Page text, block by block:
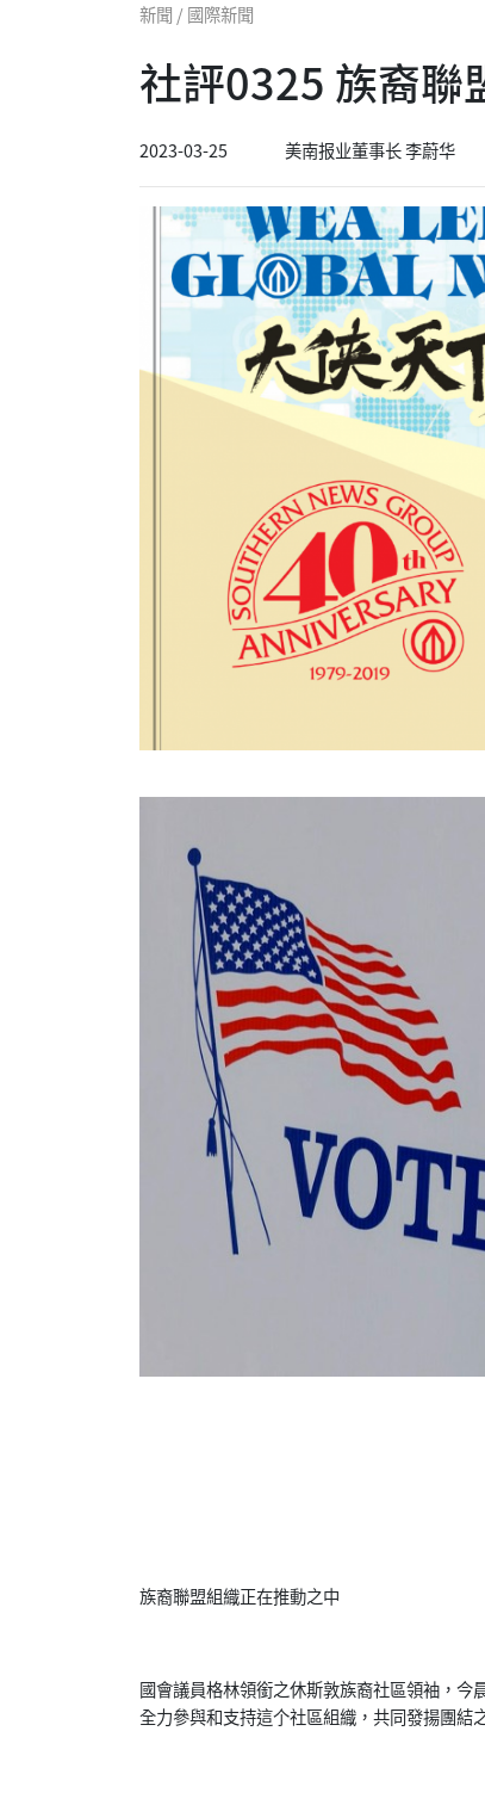
新聞 / 國際新聞
社評0325 族裔聯
2023-03-25 美南报业董事长 李蔚华
族裔聯盟組織正在推動之中
國會議員格林領銜之休斯敦族裔社區領袖，
全力參與和支持這𠆤社區組織，共同發揚團結